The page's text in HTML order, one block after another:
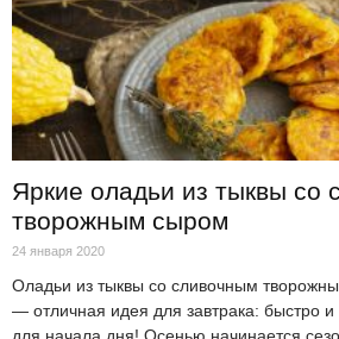
Яркие оладьи из тыквы со
творожным сыром
24 января 2020
Оладьи из тыквы со сливочным
— отличная идея для завтрака: быстро